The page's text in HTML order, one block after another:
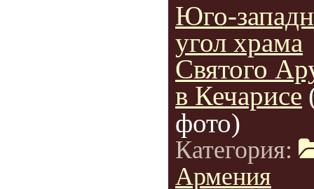
Юго-
угол храма
Святого
в Кечарисе
фото)
Категория:
Армения